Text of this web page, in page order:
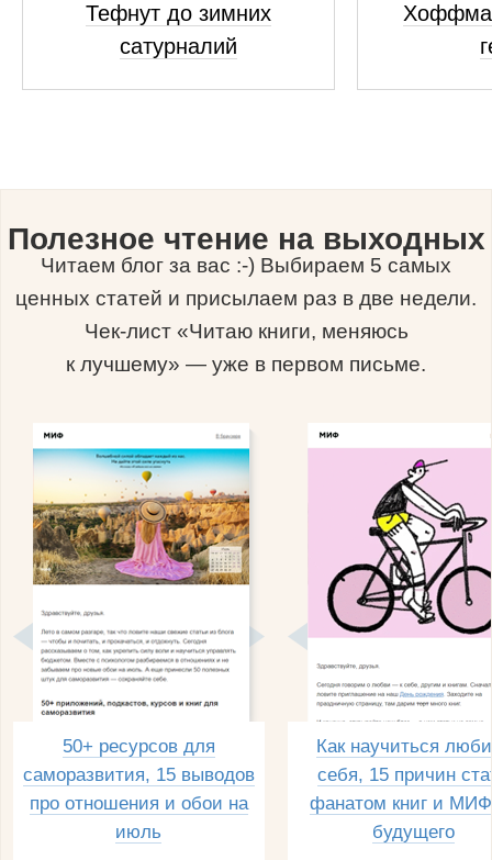
Тефнут до зимних
сатурналий
Полезное чтение на выходных
Читаем блог за вас :-) Выбираем 5 самых
ценных статей и присылаем раз в две недели.
Чек-лист «Читаю книги, меняюсь
к лучшему» — уже в первом письме.
50+ ресурсов для
саморазвития, 15 выводов
про отношения и обои на
июль
Как научиться
себя, 15 причин
фанатом книг и
будущего